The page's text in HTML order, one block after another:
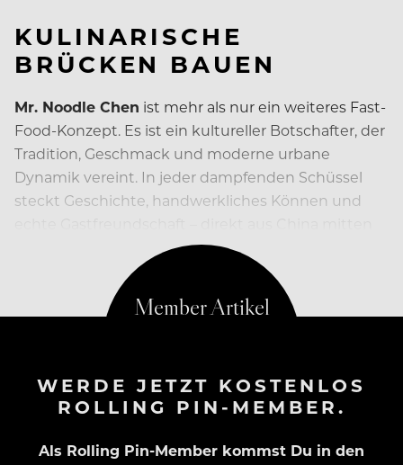
KULINARISCHE
BRÜCKEN BAUEN
Mr. Noodle Chen ist mehr als nur ein weiteres Fast-
Food-Konzept. Es ist ein kultureller Botschafter, der
Tradition, Geschmack und moderne urbane
Dynamik vereint. In jeder dampfenden Schüssel
steckt Geschichte, handwerkliches Können und
WERDE JETZT KOSTENLOS
ROLLING PIN-MEMBER.
Als Rolling Pin-Member kommst Du in den